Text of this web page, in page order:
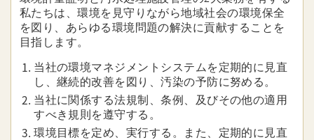
私たちは、環境を見守りながら地域社会の環境保全
を図り、あらゆる環境問題の解決に貢献することを
目指します。
当社の環境マネジメントシステムを定期的に見直
し、継続的改善を図り、汚染の予防に努める。
当社に関係する法規制、条例、及びその他の適用
すべき規則を遵守する。
環境目標を定め、実行する。また、定期的に見直